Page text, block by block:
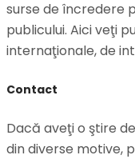
surse de încredere
publicului. Aici veţi
internaţionale, de
Contact
Dacă aveţi o ştire
din diverse motive,